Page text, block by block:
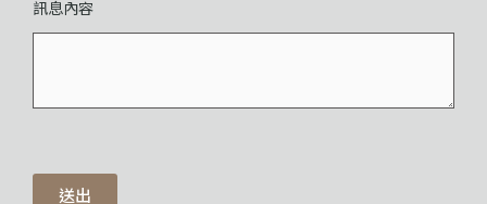
訊息內容
送出